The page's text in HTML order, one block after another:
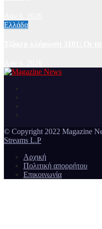
Ελλάδα
© Copyright 2022 Magazine
Streams L.P
Αρχική
Πολιτική απορρήτου
Επικοινωνία